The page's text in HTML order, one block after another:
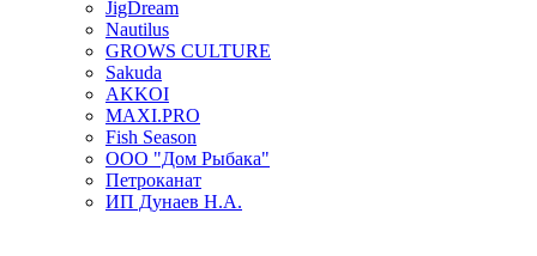
JigDream
Nautilus
GROWS CULTURE
Sakuda
AKKOI
MAXI.PRO
Fish Season
ООО "Дом Рыбака"
Петроканат
ИП Дунаев Н.А.